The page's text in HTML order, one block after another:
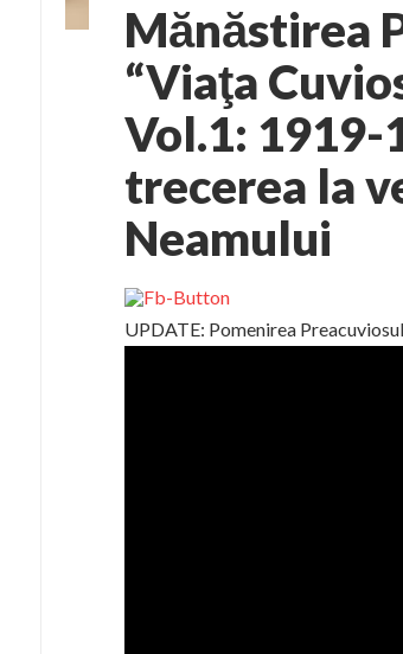
Mănăstirea
“Viaţa
Vol.1: 1919-
trecerea la
Neamului
UPDATE: Pomenirea